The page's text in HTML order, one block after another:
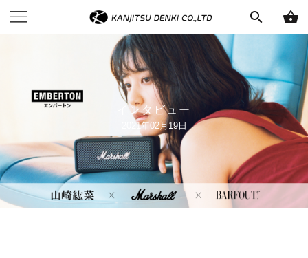
search shopping_basket
インタビュー
2021年02月19日